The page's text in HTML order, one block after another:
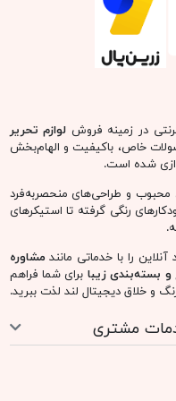
در زمینه فروش لوازم تحریر
خاص، باکیفیت و الهام‌بخش
شده است.
محبوب و طراحی‌های منحصربه‌فرد
رنگی گرفته تا استیکرهای
را با خدماتی مانندمشاوره
بسته‌بندی زیبا برای شما فراهم
و خلاق دیجیتال لند لذت ببرید.
مشتری